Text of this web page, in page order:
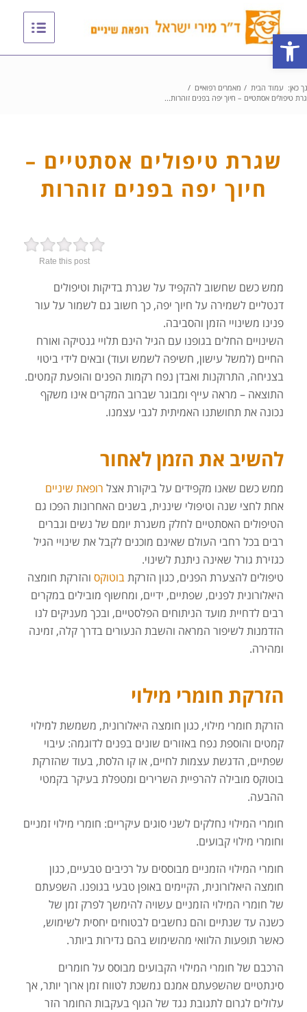
פתח סרגל נגישות
כאן: עמוד הבית / מאמרים רפואיים /
טיפולים אסתטיים – חיוך יפה בפנים זוהרות...
שגרת טיפולים אסתטיים –
חיוך יפה בפנים זוהרות
Rate this post
ממש כשם שחשוב להקפיד על שגרת בדיקות וטיפולים
דנטליים לשמירה על חיוך יפה, כך חשוב גם לשמור על עור
פנינו משינויי הזמן והסביבה.
השינויים החלים בגופנו עם הגיל הינם תלויי גנטיקה ואורח
החיים (למשל עישון, חשיפה לשמש ועוד) ובאים לידי ביטוי
בצניחה, התרוקנות ואבדן נפח רקמות הפנים והופעת קמטים.
התוצאה – מראה עייף ומבוגר שברוב המקרים אינו משקף
נכונה את תחושתנו האמיתית לגבי עצמנו.
להשיב את הזמן לאחור
ממש כשם שאנו מקפידים על ביקורת אצל רופאת שיניים
אחת לחצי שנה וטיפולי שיננית, בשנים האחרונות הפכו גם
הטיפולים האסתטיים לחלק משגרת יומם של נשים וגברים
רבים בכל רחבי העולם שאינם מוכנים לקבל את שינויי הגיל
כגזירת גורל שאינה ניתנת לשינוי.
טיפולים להצערת הפנים, כגון הזרקת בוטוקסוהזרקת חומצה
היאלורונית לפנים, שפתיים, ידיים, ומחשוף מובילים במקרים
רבים לדחיית מועד הניתוחים הפלסטיים, ובכך מעניקים לנו
הזדמנות לשיפור המראה והשבת הנעורים בדרך קלה, זמינה
ומהירה.
הזרקת חומרי מילוי
הזרקת חומרי מילוי, כגון חומצה היאלורונית, משמשת למילוי
קמטים והוספת נפח באזורים שונים בפנים לדוגמה: עיבוי
שפתיים, הדגשת עצמות לחיים, או קו הלסת, בעוד שהזרקת
בוטוקס מובילה להרפיית השרירים ומטפלת בעיקר בקמטי
ההבעה.
חומרי המילוי נחלקים לשני סוגים עיקריים: חומרי מילוי זמניים
וחומרי מילוי קבועים.
חומרי המילוי הזמניים מבוססים על רכיבים טבעיים, כגון
חומצה היאלורונית, הקיימים באופן טבעי בגופנו. השפעתם
של חומרי המילוי הזמניים עשויה להימשך לפרק זמן של
כשנה עד שנתיים והם נחשבים לבטוחים יחסית לשימוש,
כאשר תופעות הלוואי מהשימוש בהם נדירות ביותר.
הרכבם של חומרי המילוי הקבועים מבוסס על חומרים
סינתטיים שהשפעתם אמנם נמשכת לטווח זמן ארוך יותר, אך
עלולים לגרום לתגובת נגד של הגוף בעקבות החומר הזר